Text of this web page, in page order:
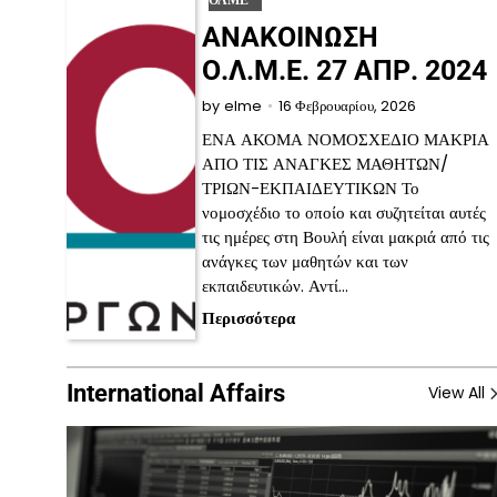
ΑΝΑΚΟΙΝΩΣΗ
Ο.Λ.Μ.Ε. 27 ΑΠΡ. 2024
by elme 16 Φεβρουαρίου, 2026
ΕΝΑ ΑΚΟΜΑ ΝΟΜΟΣΧΕΔΙΟ ΜΑΚΡΙΑ
ΑΠΟ ΤΙΣ ΑΝΑΓΚΕΣ ΜΑΘΗΤΩΝ/
ΤΡΙΩΝ-ΕΚΠΑΙΔΕΥΤΙΚΩΝ Το
νομοσχέδιο το οποίο και συζητείται αυτές
τις ημέρες στη Βουλή είναι μακριά από τις
ανάγκες των μαθητών και των
εκπαιδευτικών. Αντί…
Περισσότερα
International Affairs View All